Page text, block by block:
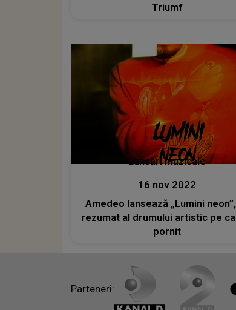
Triumf
Lansări muzicale
16 nov 2022
Amedeo lansează „Lumini
rezumat al drumului artistic pe
pornit
Parteneri: